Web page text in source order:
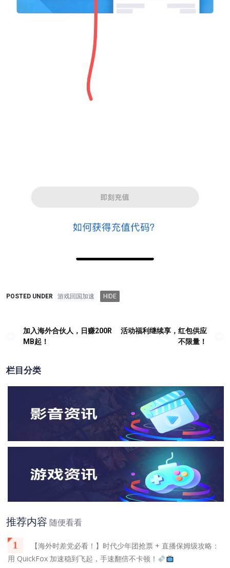
POSTED UNDER 游戏回国加速 HIDE
文
导
航
加入海外合伙人，日赚200R
MB起！
活动福利继续享，红包供应
不限量！
栏目分类
推荐内容 随便看看
1
【海外时差党必看！】时代少年团抢票 + 直播保姆级攻略：
用 QuickFox 加速稳到飞起，手速翻倍不卡顿！